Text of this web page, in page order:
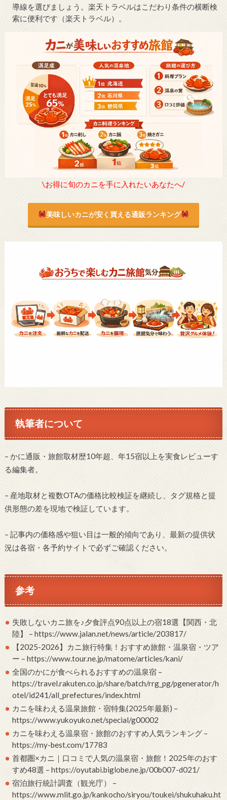
導線を選びましょう。楽天トラベルはこだわり条件の横断検
索に便利です（楽天トラベル）。
\お得に旬のカニを手に入れたいあなたへ/
美味しいカニが安く買える通販ランキング
執筆者について
– かに通販・旅館取材歴10年超、年15宿以上を実食レビューす
る編集者。
– 産地取材と複数OTAの価格比較検証を継続し、タグ規格と提
供形態の差を現地で検証しています。
– 記事内の価格感や狙い目は一般的傾向であり、最新の提供状
況は各宿・各予約サイトで必ずご確認ください。
参考
失敗しないカニ旅を♪夕食評点90点以上の宿18選【関西・北
陸】 – https://www.jalan.net/news/article/203817/
【2025-2026】カニ旅行特集！おすすめ旅館・温泉宿・ツア
ー – https://www.tour.ne.jp/matome/articles/kani/
全国のかにが食べられるおすすめの温泉宿 –
https://travel.rakuten.co.jp/share/batch/rrg_pg/pgenerator/h
otel/id241/all_prefectures/index.html
カニを味わえる温泉旅館・宿特集(2025年最新) –
https://www.yukoyuko.net/special/g00002
カニを味わえる温泉宿・旅館のおすすめ人気ランキング –
https://my-best.com/17783
首都圏×カニ｜口コミで人気の温泉宿・旅館！2025年のおす
すめ48選 – https://oyutabi.biglobe.ne.jp/00b007-d021/
宿泊旅行統計調査（観光庁） –
https://www.mlit.go.jp/kankocho/siryou/toukei/shukuhaku.ht